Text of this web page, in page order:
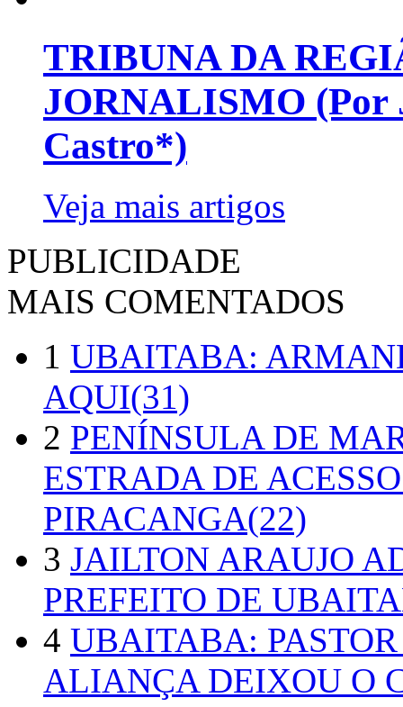
TRIBUNA DA
JORNALISMO (Por
Castro*)
Veja mais artigos
PUBLICIDADE
MAIS COMENTADOS
1 UBAITABA:
AQUI(31)
2 PENÍNSULA DE
ESTRADA DE
PIRACANGA(22)
3 JAILTON ARAUJO
PREFEITO DE
4 UBAITABA:
ALIANÇA DEIXOU O